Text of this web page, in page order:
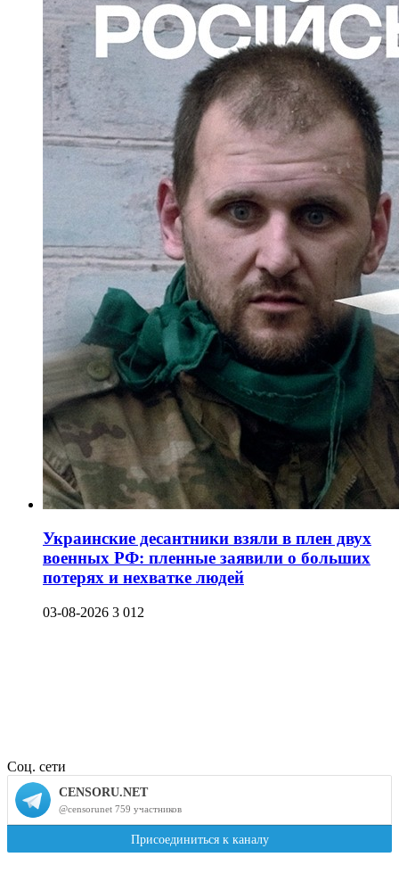
Украинские десантники взяли в плен двух
военных РФ: пленные заявили о больших
потерях и нехватке людей
03-08-2026 3 012
Соц. сети